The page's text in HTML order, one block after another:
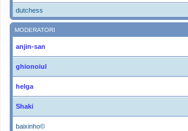
dutchess
MODERATORI
anjin-san
ghionoiul
helga
Shaki
baixinho©